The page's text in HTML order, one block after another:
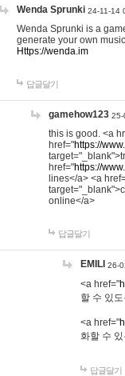
Wenda Sprunki 24-11-14
Wenda Sprunki is a
generate your own
Https://wenda.im
답글달기
gamehow123 25-
this is good. <a
href="https://
href="https://
lines</a> <a
online</a>
답글달기
EMILI 26-
<a href="
할 수 있
<a href="
화할 수
답글달기